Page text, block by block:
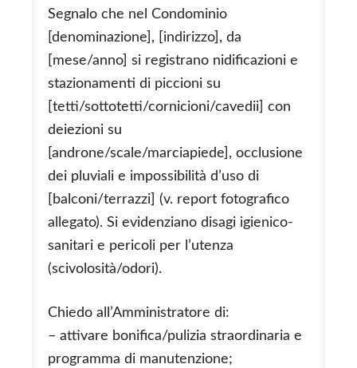
Segnalo che nel Condominio
[denominazione], [indirizzo], da
[mese/anno] si registrano nidificazioni e
stazionamenti di piccioni su
[tetti/sottotetti/cornicioni/cavedii] con
deiezioni su
[androne/scale/marciapiede], occlusione
dei pluviali e impossibilità d’uso di
[balconi/terrazzi] (v. report fotografico
allegato). Si evidenziano disagi igienico-
sanitari e pericoli per l’utenza
(scivolosità/odori).
Chiedo all’Amministratore di:
– attivare bonifica/pulizia straordinaria e
programma di manutenzione;